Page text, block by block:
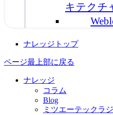
キテクチ
ナレッジトップ
ページ最上部に戻る
ナレッジ
コラム
Blog
ミツエーテックラ